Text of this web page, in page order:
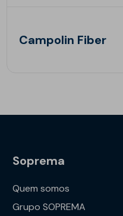
Campolin Fiber
Soprema
Quem somos
Grupo SOPREMA